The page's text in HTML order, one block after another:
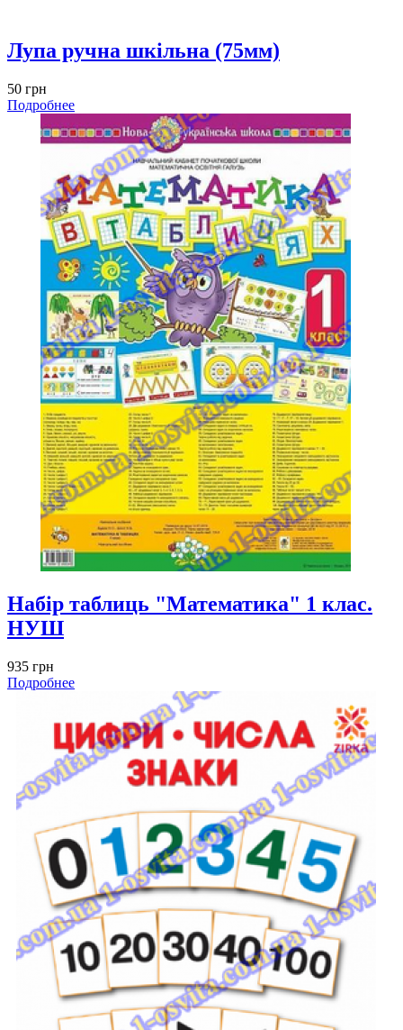
Лупа ручна шкільна (75мм)
50 грн
Подробнее
Набір таблиць "Математика" 1 клас.
НУШ
935 грн
Подробнее